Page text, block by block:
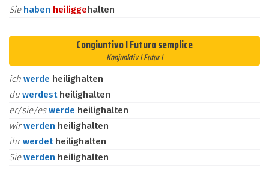
Sie haben heiliggehalten
Congiuntivo I Futuro semplice
Konjunktiv I Futur I
ich werde heilighalten
du werdest heilighalten
er/sie/eswerde heilighalten
wirwerden heilighalten
ihrwerdet heilighalten
Siewerden heilighalten